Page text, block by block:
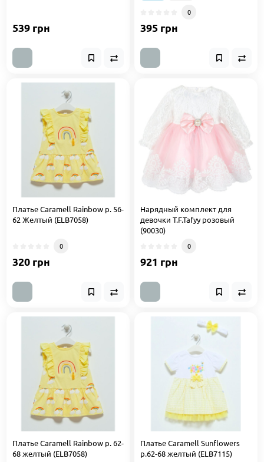
539 грн
0
395 грн
Платье Caramell Rainbow р. 56-
62 Желтый (ELB7058)
0
320 грн
Нарядный комплект для
девочки T.F.Tafyy розовый
(90030)
0
921 грн
Платье Caramell Rainbow р. 62-
68 желтый (ELB7058)
Платье Caramell Sunflowers
р.62-68 желтый (ELB7115)